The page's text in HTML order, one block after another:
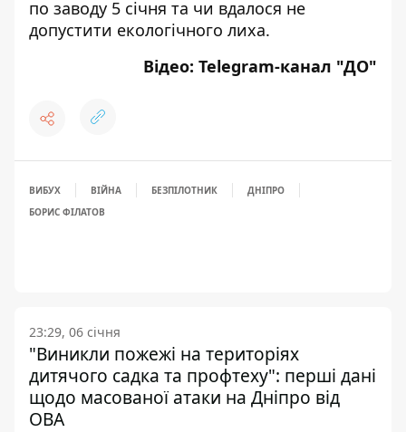
по заводу 5 січня та чи вдалося не
допустити екологічного лиха.
Відео: Telegram-канал "ДО"
ВИБУХ ВІЙНА БЕЗПІЛОТНИК
ДНІПРО
БОРИС ФІЛАТОВ
23:29, 06 січня
"Виникли пожежі на територіях
дитячого садка та профтеху": перші дані
щодо масованої атаки на Дніпро від
ОВА